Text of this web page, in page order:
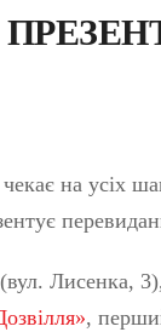
на усіх
Лисенка,
,